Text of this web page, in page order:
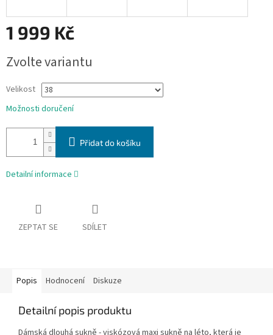
1 999 Kč
cena:
Zvolte variantu
Velikost
Možnosti doručení
Přidat do košíku
Detailní informace
ZEPTAT SE SDÍLET
Popis Hodnocení Diskuze
Detailní popis produktu